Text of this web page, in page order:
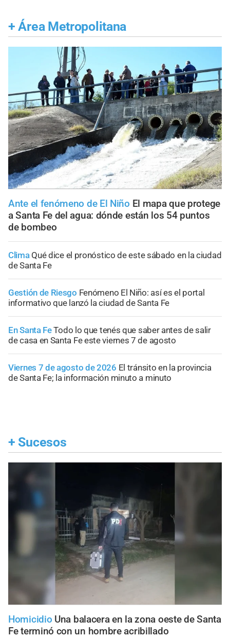
+ Área Metropolitana
Ante el fenómeno de El Niño El mapa que protege
a Santa Fe del agua: dónde están los 54 puntos
de bombeo
Clima Qué dice el pronóstico de este sábado en la ciudad
de Santa Fe
Gestión de Riesgo Fenómeno El Niño: así es el portal
informativo que lanzó la ciudad de Santa Fe
En Santa FeTodo lo que tenés que saber antes de salir
de casa en Santa Fe este viernes 7 de agosto
Viernes 7 de agosto de 2026 El tránsito en la provincia
de Santa Fe; la información minuto a minuto
+ Sucesos
Homicidio Una balacera en la zona oeste de Santa
Fe terminó con un hombre acribillado